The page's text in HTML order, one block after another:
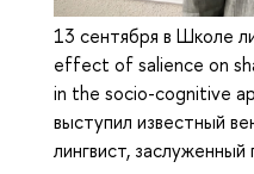
13 сентября в Школе
effect of salience on
in the socio-cognitive
выступил известный
лингвист,